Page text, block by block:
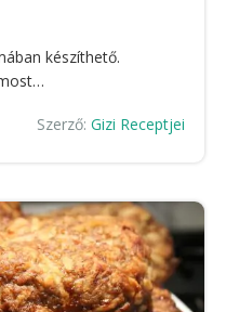
készíthető.
Szerző: Gizi Receptjei